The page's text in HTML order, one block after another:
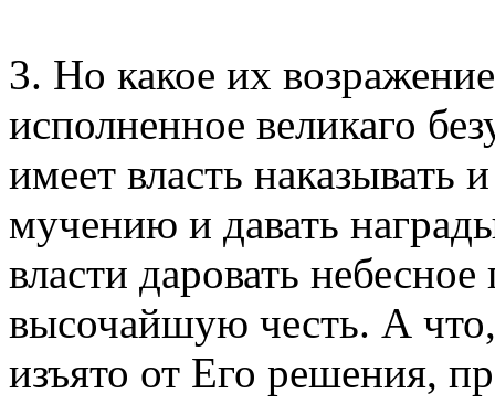
3. Но какое их
исполненное великаго
имеет власть наказывать
мучению и давать
власти даровать небесное
высочайшую честь. А
изъято от Его решения,